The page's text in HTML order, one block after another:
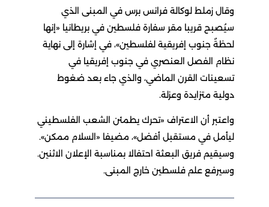
وقال زملط لوكالة فرانس برس في المبنى الذي
سيُصبح قريبا مقر سفارة فلسطين في بريطانيا «إنها
لحظةٌ جنوب إفريقية لفلسطين»، في إشارة إلى نهاية
نظام الفصل العنصري في جنوب إفريقيا في
تسعينات القرن الماضي، والذي جاء بعد ضغوط
دولية متزايدة وعزلة.
واعتبر أن الاعتراف «تحرك يطمئن الشعب الفلسطيني
ليأمل في مستقبل أفضل»، مضيفا «السلام ممكن».
وسيقيم فريق البعثة احتفالا بمناسبة الإعلان الاثنين.
وسيرفع علم فلسطين خارج المبنى.